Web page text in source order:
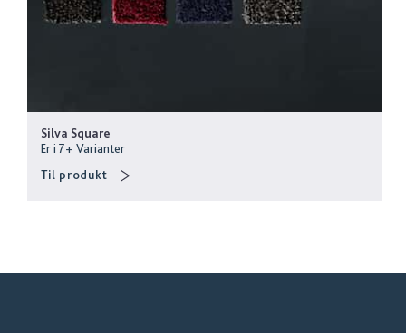
Silva Square
Er i 7+Varianter
Til produkt